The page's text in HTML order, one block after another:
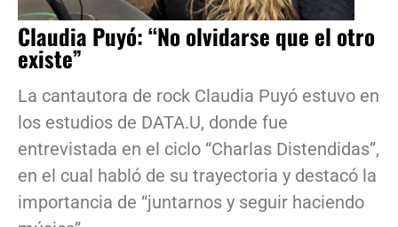
Claudia Puyó: “No olvidarse que el otro
existe”
La cantautora de rock Claudia Puyó estuvo en
los estudios de DATA.U, donde fue
entrevistada en el ciclo “Charlas Distendidas”,
en el cual habló de su trayectoria y destacó la
importancia de “juntarnos y seguir haciendo